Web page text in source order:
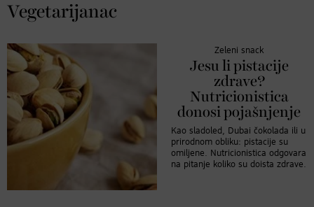
Vegetarijanac
Zeleni snack
Jesu li pistacije
zdrave?
Nutricionistica
donosi pojašnjenje
Kao sladoled, Dubai čokolada ili u
prirodnom obliku: pistacije su
omiljene. Nutricionistica odgovara
na pitanje koliko su doista zdrave.